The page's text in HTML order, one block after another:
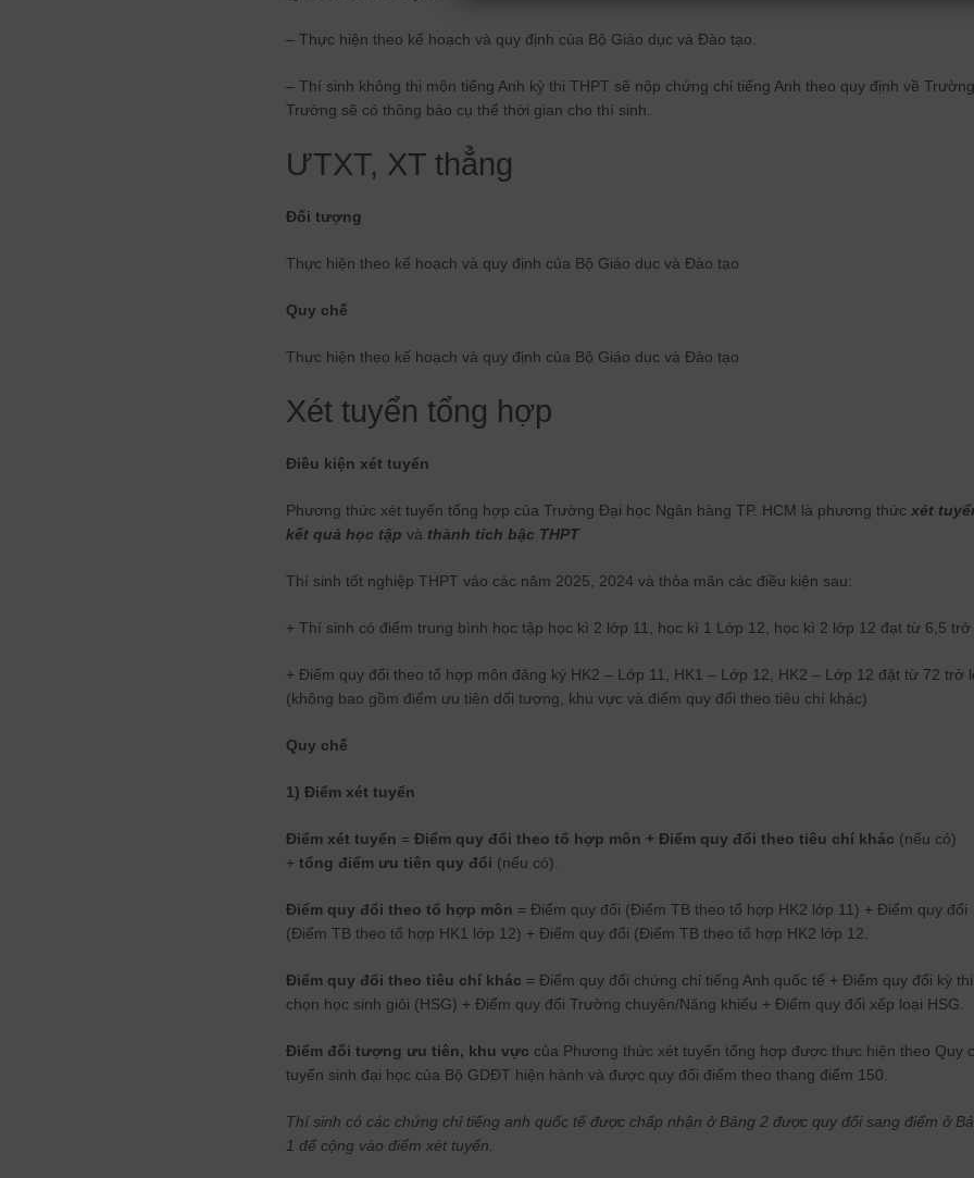
– Thực hiện theo kế hoạch và quy định của Bộ Giáo dục và Đào tạo.
– Thí sinh không thi môn tiếng Anh kỳ thi THPT sẽ nộp chứng chỉ tiếng Anh theo quy định về
Trường sẽ có thông báo cụ thể thời gian cho thí sinh.
ƯTXT, XT thẳng
Đối tượng
Thực hiện theo kế hoạch và quy định của Bộ Giáo dục và Đào tạo
Quy chế
Thực hiện theo kế hoạch và quy định của Bộ Giáo dục và Đào tạo
Xét tuyển tổng hợp
Điều kiện xét tuyển
Phương thức xét tuyển tổng hợp của Trường Đại học Ngân hàng TP. HCM là phương thức xét
kết quả học tập và thành tích bậc THPT
Thí sinh tốt nghiệp THPT váo các năm 2025, 2024 và thỏa mãn các điều kiện sau:
+ Thí sinh có điểm trung bình học tập học kì 2 lớp 11, học kì 1 Lớp 12, học kì 2 lớp 12 đạt từ 6,5 trở
+ Điểm quy đổi theo tổ hợp môn đăng ký HK2 – Lớp 11, HK1 – Lớp 12, HK2 – Lớp 12 đặt từ 72 trở
(không bao gồm điểm ưu tiên dối tượng, khu vực và điểm quy đổi theo tiêu chí khác)
Quy chế
1) Điểm xét tuyển
Điểm xét tuyển =Điểm quy đổi theo tổ hợp môn + Điểm quy đổi theo tiêu chí khác (nếu có)
+tổng điểm ưu tiên quy đổi (nếu có).
Điểm quy đổi theo tổ hợp môn = Điểm quy đổi (Điểm TB theo tổ hợp HK2 lớp 11) + Điểm quy đổi
(Điểm TB theo tổ hợp HK1 lớp 12) + Điểm quy đổi (Điểm TB theo tổ hợp HK2 lớp 12.
Điểm quy đổi theo tiêu chí khác = Điểm quy đổi chứng chỉ tiếng Anh quốc tế + Điểm quy đổi kỳ thi
chọn học sinh giỏi (HSG) + Điểm quy đổi Trường chuyên/Năng khiếu + Điểm quy đổi xếp loại HSG.
Điểm đối tượng ưu tiên, khu vực của Phương thức xét tuyển tổng hợp được thực hiện theo Quy
tuyển sinh đại học của Bộ GDĐT hiện hành và được quy đổi điểm theo thang điểm 150.
Thí sinh có các chứng chỉ tiếng anh quốc tế được chấp nhận ở Bảng 2 được quy đổi sang điểm ở
1 để cộng vào điểm xét tuyển.